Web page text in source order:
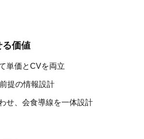
る価値
単価とCVを両立
提の情報設計
せ、会食導線を一体設計